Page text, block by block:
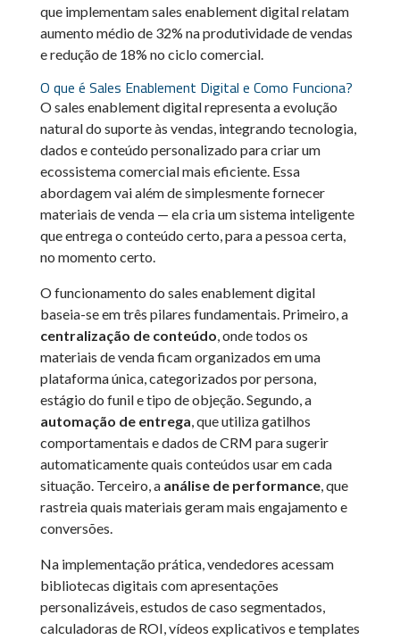
que implementam sales enablement digital relatam
aumento médio de 32% na produtividade de vendas
e redução de 18% no ciclo comercial.
O que é Sales Enablement Digital e Como Funciona?
O sales enablement digital representa a evolução
natural do suporte às vendas, integrando tecnologia,
dados e conteúdo personalizado para criar um
ecossistema comercial mais eficiente. Essa
abordagem vai além de simplesmente fornecer
materiais de venda — ela cria um sistema inteligente
que entrega o conteúdo certo, para a pessoa certa,
no momento certo.
O funcionamento do sales enablement digital
baseia-se em três pilares fundamentais. Primeiro, a
centralização de conteúdo, onde todos os
materiais de venda ficam organizados em uma
plataforma única, categorizados por persona,
estágio do funil e tipo de objeção. Segundo, a
automação de entrega, que utiliza gatilhos
comportamentais e dados de CRM para sugerir
automaticamente quais conteúdos usar em cada
situação. Terceiro, a análise de performance, que
rastreia quais materiais geram mais engajamento e
conversões.
Na implementação prática, vendedores acessam
bibliotecas digitais com apresentações
personalizáveis, estudos de caso segmentados,
calculadoras de ROI, vídeos explicativos e templates